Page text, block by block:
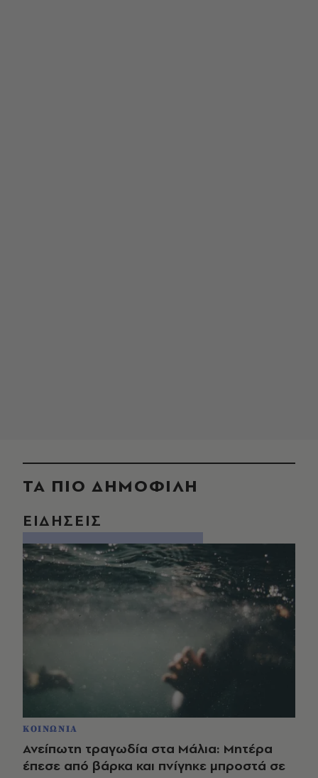
ΤΑ ΠΙΟ ΔΗΜΟΦΙΛΗ
ΕΙΔΗΣΕΙΣ
ΚΟΙΝΩΝΙΑ
Ανείπωτη τραγωδία στα Μάλια: Μητέρα
έπεσε από βάρκα και πνίγηκε μπροστά σε